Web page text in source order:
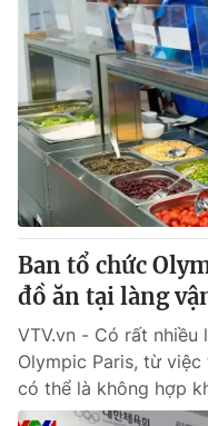
Giải sao mai
Sao
Làm đẹp
Chất lượng cuộc sống
Giáo dục
Tuyển sinh
Học trực tuyến
Công nghệ
Hitech Công nghệ
Sản phẩm
Thị trường
Tư vấn
Giao lưu trực tuyến
Lịch phát sóng
Chuyên mục khác
Emagazine
Photo
Ban tổ chức
đồ ăn tại làng
VTV.vn - Có rất nhiều
Olympic Paris, từ
có thể là không hợp